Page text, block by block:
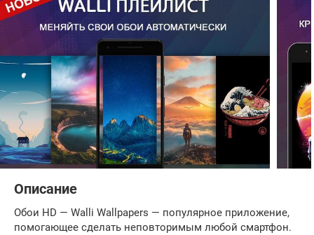
Описание
Обои HD — Walli Wallpapers — популярное приложение,
помогающее сделать неповторимым любой смартфон.